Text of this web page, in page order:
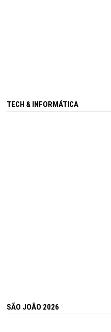
TECH & INFORMÁTICA
SÃO JOÃO 2026